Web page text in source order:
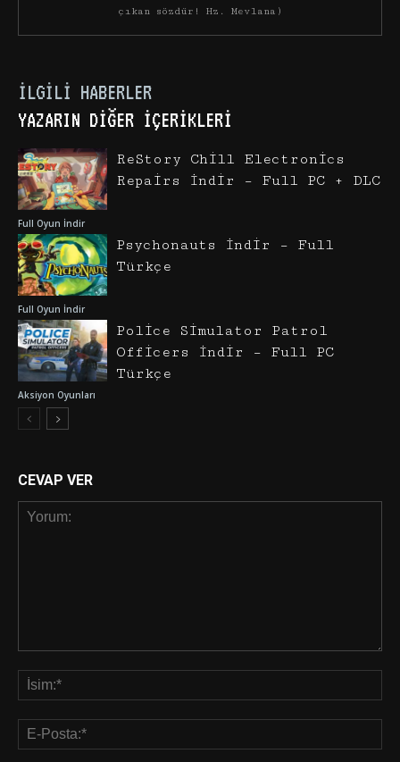
çıkan sözdür! Hz. Mevlana)
İLGILI HABERLER
YAZARIN DIĞER İÇERIKLERI
Full Oyun İndir
ReStory Chill Electronics
Repairs İndir – Full PC + DLC
Full Oyun İndir
Psychonauts İndir – Full
Türkçe
Aksiyon Oyunları
Police Simulator Patrol
Officers İndir – Full PC
Türkçe
CEVAP VER